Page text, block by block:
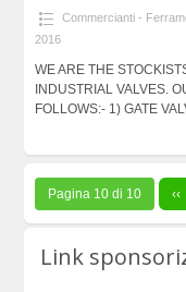
Commercianti -
2016
WE ARE THE
INDUSTRIAL VALVES.
FOLLOWS:- 1) GATE
Pagina 10 di 10 ‹‹
Link